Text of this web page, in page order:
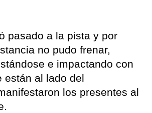
pasado a la pista y por
no pudo frenar,
e impactando con
están al lado del
los presentes al